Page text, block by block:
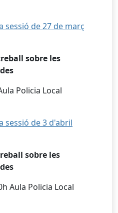
sessió de 27 de març
sobre les
Policia Local
sessió de 3 d'abril
sobre les
Aula Policia Local